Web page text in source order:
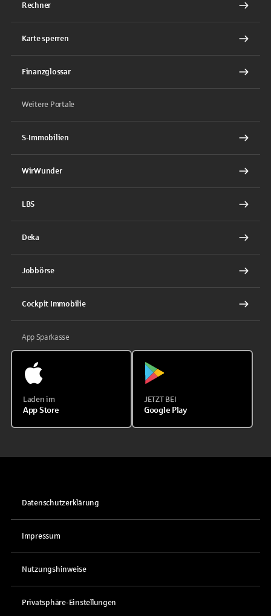
Rechner
Karte sperren
Finanzglossar
Weitere Portale
S-Immobilien
WirWunder
LBS
Deka
Jobbörse
Cockpit Immobilie
App Sparkasse
Laden im
App Store
JETZT BEI
Google Play
Datenschutzerklärung
Impressum
Nutzungshinweise
Privatsphäre-Einstellungen